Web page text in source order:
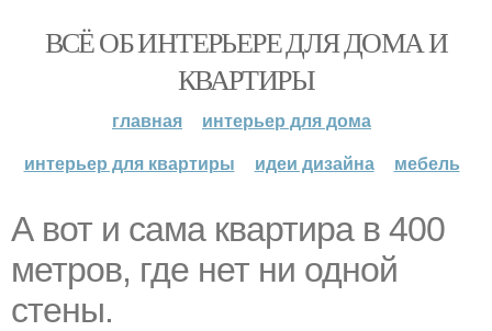
ВСЁ ОБ ИНТЕРЬЕРЕ ДЛЯ ДОМА И
КВАРТИРЫ
главная
интерьер для дома
интерьер для квартиры
идеи дизайна мебель
А вот и сама квартира в 400
метров, где нет ни одной
стены.